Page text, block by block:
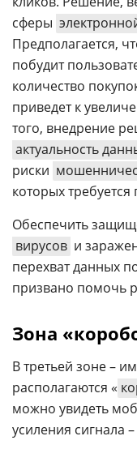
сферы
Предполагается,
побудит
количество
приведет к
того, внедрение
актуальность
риски
которых
Обеспечить
вирусов и
перехват данных
призвано помочь
Зона
В третьей зоне –
располагаются «
можно увидеть
усиления сигнала –